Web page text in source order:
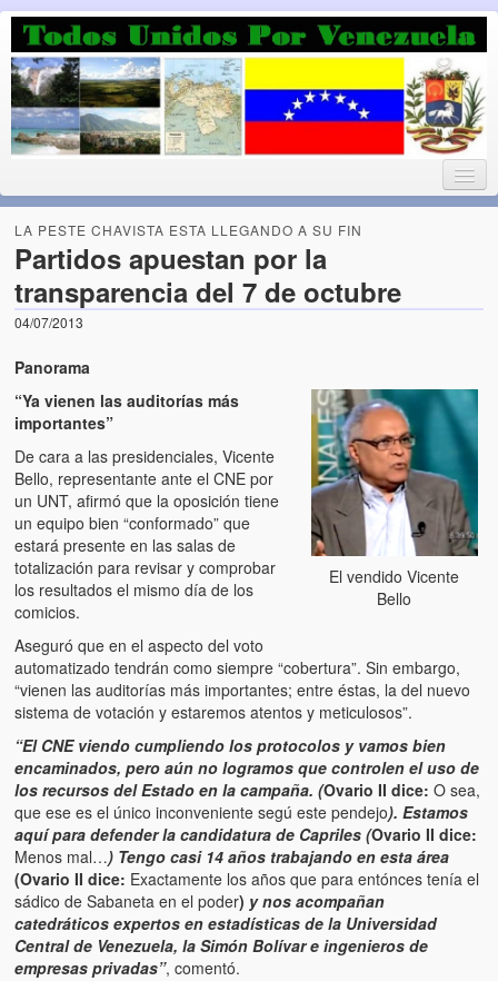
Luchando por la Democracia
Fuera el chavismo, la peor peste que le ha caido a esta tierra
Home
Todos Unidos por Venezuela te da la bienvenida a éste nuestro
Blog. (Todos Unidos por Venezuela welcomes you to our Blog)
Acerca de este blog (About this Blog)
Artículos
El Tipo y los Rojos en Los Teques (The Jerk and the Reds in
Teques)
Hablé con Chavistas (I spoke with chavistas)
La burla del Chavez “tan amante de los niños” (The mockery of
Chavez “such a children lover”)
Los niños de las calles de Venezuela (Children of the streets of
Venezuela)
Luis y El Mono… en armas (Luis and El Mono… armed)
Puente Llaguno, Miraflores… ¿y Lina?
Radio Emisoras y canales de televisión clausurados por el
de Chávez hasta el 2009
Victimas del 11 de abril de 2002
LA PESTE CHAVISTA ESTA LLEGANDO A SU FIN
Partidos apuestan por la
transparencia del 7 de octubre
04/07/2013
Panorama
El vendido Vicente
Bello
“Ya vienen las auditorías más
importantes”
De cara a las presidenciales, Vicente
Bello, representante ante el CNE por
un UNT, afirmó que la oposición tiene
un equipo bien “conformado” que
estará presente en las salas de
totalización para revisar y comprobar
los resultados el mismo día de los
comicios.
Aseguró que en el aspecto del voto
automatizado tendrán como siempre “cobertura”. Sin embargo,
“vienen las auditorías más importantes; entre éstas, la del nuevo
sistema de votación y estaremos atentos y meticulosos”.
“El CNE viendo cumpliendo los protocolos y vamos bien
encaminados, pero aún no logramos que controlen el uso de
los recursos del Estado en la campaña. (Ovario II dice: O sea,
que ese es el único inconveniente segú este pendejo). Estamos
aquí para defender la candidatura de Capriles (Ovario II dice:
Menos mal…) Tengo casi 14 años trabajando en esta área
(Ovario II dice: Exactamente los años que para entónces tenía el
sádico de Sabaneta en el poder) y nos acompañan
catedráticos expertos en estadísticas de la Universidad
Central de Venezuela, la Simón Bolívar e ingenieros de
empresas privadas”, comentó.